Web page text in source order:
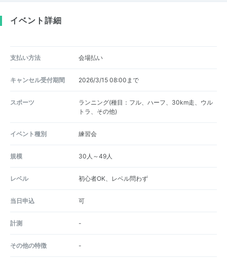
イベント詳細
支払い方法 会場払い
キャンセル受付期間 2026/3/15 08:00まで
スポーツ
ランニング(種目：フル、ハーフ、30km走、ウル
トラ、その他)
イベント種別 練習会
規模 30人～49人
レベル 初心者OK、レベル問わず
当日申込 可
計測 -
その他の特徴 -